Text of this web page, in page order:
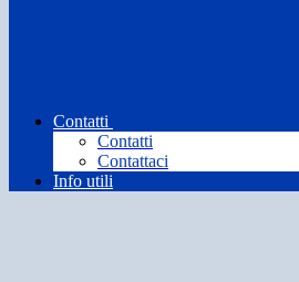
Contatti
Contatti
Contattaci
Info utili